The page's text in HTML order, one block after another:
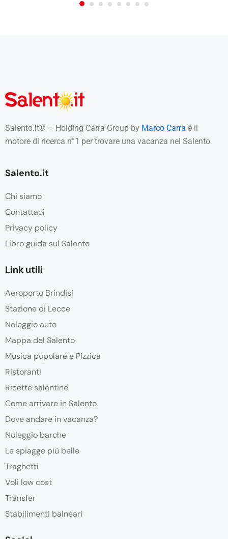
Salento.it® – Holding Carra Group by Marco Carra è il
motore di ricerca n°1 per trovare una vacanza nel Salento
Salento.it
Chi siamo
Contattaci
Privacy policy
Libro guida sul Salento
Link utili
Aeroporto Brindisi
Stazione di Lecce
Noleggio auto
Mappa del Salento
Musica popolare e Pizzica
Ristoranti
Ricette salentine
Come arrivare in Salento
Dove andare in vacanza?
Noleggio barche
Le spiagge più belle
Traghetti
Voli low cost
Transfer
Stabilimenti balneari